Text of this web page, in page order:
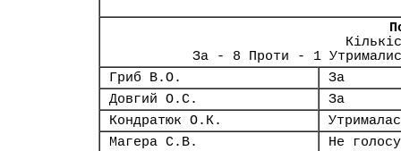
За - 8 Проти - 1
Гриб В.О.
За
Довгий О.С.
За
Кондратюк О.К.
Магера С.В.
Не